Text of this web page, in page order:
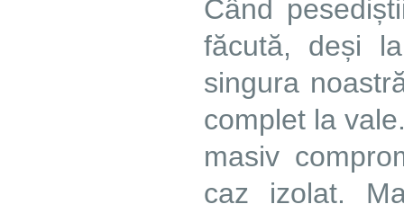
Când
făcută, deși
singura
complet la
masiv
caz izolat.